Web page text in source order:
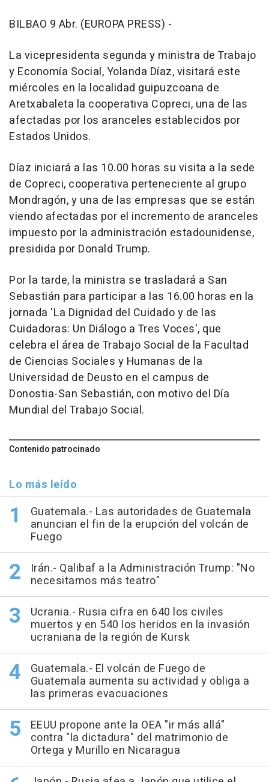
BILBAO 9 Abr. (EUROPA PRESS) -
La vicepresidenta segunda y ministra de Trabajo
y Economía Social, Yolanda Díaz, visitará este
miércoles en la localidad guipuzcoana de
Aretxabaleta la cooperativa Copreci, una de las
afectadas por los aranceles establecidos por
Estados Unidos.
Díaz iniciará a las 10.00 horas su visita a la sede
de Copreci, cooperativa perteneciente al grupo
Mondragón, y una de las empresas que se están
viendo afectadas por el incremento de aranceles
impuesto por la administración estadounidense,
presidida por Donald Trump.
Por la tarde, la ministra se trasladará a San
Sebastián para participar a las 16.00 horas en la
jornada 'La Dignidad del Cuidado y de las
Cuidadoras: Un Diálogo a Tres Voces', que
celebra el área de Trabajo Social de la Facultad
de Ciencias Sociales y Humanas de la
Universidad de Deusto en el campus de
Donostia-San Sebastián, con motivo del Día
Mundial del Trabajo Social.
Contenido patrocinado
Lo más leído
Guatemala.- Las autoridades de Guatemala
anuncian el fin de la erupción del volcán de
Fuego
Irán.- Qalibaf a la Administración Trump: "No
necesitamos más teatro"
Ucrania.- Rusia cifra en 640 los civiles
muertos y en 540 los heridos en la invasión
ucraniana de la región de Kursk
Guatemala.- El volcán de Fuego de
Guatemala aumenta su actividad y obliga a
las primeras evacuaciones
EEUU propone ante la OEA "ir más allá"
contra "la dictadura" del matrimonio de
Ortega y Murillo en Nicaragua